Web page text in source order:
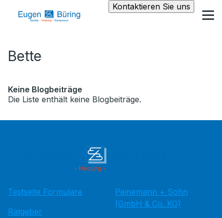
Kontaktieren Sie uns
Bette
Keine Blogbeiträge
Die Liste enthält keine Blogbeiträge.
Testseite Formulare
Ratgeber
Peinemann + Sohn
(GmbH & Co. KG)